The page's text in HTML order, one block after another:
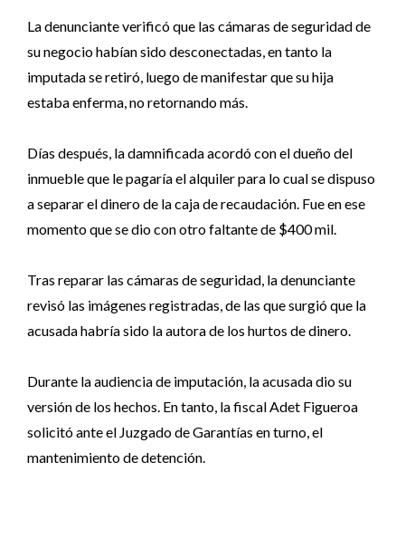
La denunciante verificó que las cámaras de seguridad de
su negocio habían sido desconectadas, en tanto la
imputada se retiró, luego de manifestar que su hija
estaba enferma, no retornando más.
Días después, la damnificada acordó con el dueño del
inmueble que le pagaría el alquiler para lo cual se dispuso
a separar el dinero de la caja de recaudación. Fue en ese
momento que se dio con otro faltante de $400 mil.
Tras reparar las cámaras de seguridad, la denunciante
revisó las imágenes registradas, de las que surgió que la
acusada habría sido la autora de los hurtos de dinero.
Durante la audiencia de imputación, la acusada dio su
versión de los hechos. En tanto, la fiscal Adet Figueroa
solicitó ante el Juzgado de Garantías en turno, el
mantenimiento de detención.